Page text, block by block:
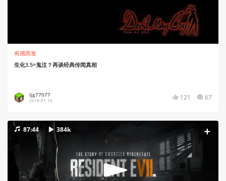
有感而发
生化3.5=鬼泣？再谈经典传闻真相
ljg77077
2019-01-16 121 67
87:44 384k